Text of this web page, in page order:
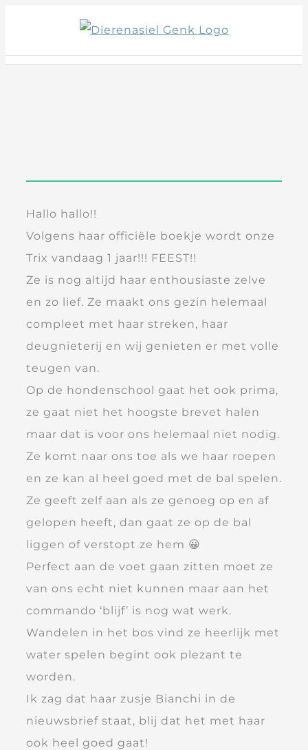
content
Hallo hallo!!
Volgens haar officiële boekje wordt onze
Trix vandaag 1 jaar!!! FEEST!!
Ze is nog altijd haar enthousiaste zelve
en zo lief. Ze maakt ons gezin helemaal
compleet met haar streken, haar
deugnieterij en wij genieten er met volle
teugen van.
Op de hondenschool gaat het ook prima,
ze gaat niet het hoogste brevet halen
maar dat is voor ons helemaal niet nodig.
Ze komt naar ons toe als we haar roepen
en ze kan al heel goed met de bal spelen.
Ze geeft zelf aan als ze genoeg op en af
gelopen heeft, dan gaat ze op de bal
liggen of verstopt ze hem 😀
Perfect aan de voet gaan zitten moet ze
van ons echt niet kunnen maar aan het
commando ‘blijf’ is nog wat werk.
Wandelen in het bos vind ze heerlijk met
water spelen begint ook plezant te
worden.
Ik zag dat haar zusje Bianchi in de
nieuwsbrief staat, blij dat het met haar
ook heel goed gaat!